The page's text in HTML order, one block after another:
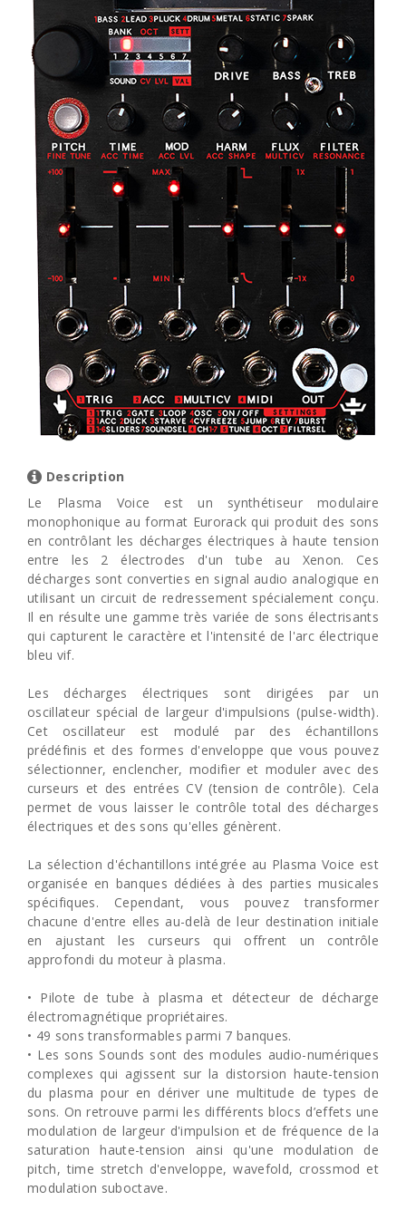
Description
Le Plasma Voice est un synthétiseur modulaire
monophonique au format Eurorack qui produit des sons
en contrôlant les décharges électriques à haute tension
entre les 2 électrodes d'un tube au Xenon. Ces
décharges sont converties en signal audio analogique en
utilisant un circuit de redressement spécialement conçu.
Il en résulte une gamme très variée de sons électrisants
qui capturent le caractère et l'intensité de l'arc électrique
bleu vif.
Les décharges électriques sont dirigées par un
oscillateur spécial de largeur d'impulsions (pulse-width).
Cet oscillateur est modulé par des échantillons
prédéfinis et des formes d'enveloppe que vous pouvez
sélectionner, enclencher, modifier et moduler avec des
curseurs et des entrées CV (tension de contrôle). Cela
permet de vous laisser le contrôle total des décharges
électriques et des sons qu'elles génèrent.
La sélection d'échantillons intégrée au Plasma Voice est
organisée en banques dédiées à des parties musicales
spécifiques. Cependant, vous pouvez transformer
chacune d'entre elles au-delà de leur destination initiale
en ajustant les curseurs qui offrent un contrôle
approfondi du moteur à plasma.
• Pilote de tube à plasma et détecteur de décharge
électromagnétique propriétaires.
• 49 sons transformables parmi 7 banques.
• Les sons Sounds sont des modules audio-numériques
complexes qui agissent sur la distorsion haute-tension
du plasma pour en dériver une multitude de types de
sons. On retrouve parmi les différents blocs d’effets une
modulation de largeur d'impulsion et de fréquence de la
saturation haute-tension ainsi qu'une modulation de
pitch, time stretch d'enveloppe, wavefold, crossmod et
modulation suboctave.